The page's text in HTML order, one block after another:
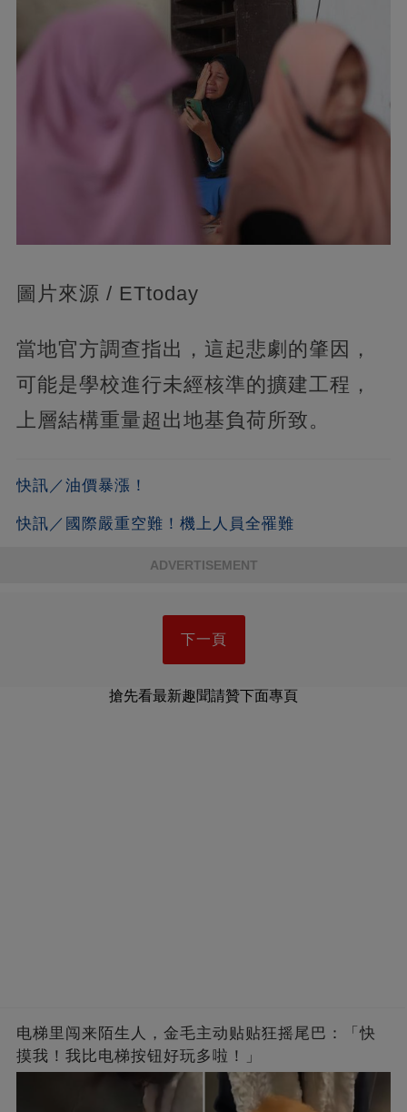
圖片來源 / ETtoday
當地官方調查指出，這起悲劇的肇因，
可能是學校進行未經核準的擴建工程，
上層結構重量超出地基負荷所致。
快訊／油價暴漲！
快訊／國際嚴重空難！機上人員全罹難
ADVERTISEMENT
下一頁
搶先看最新趣聞請贊下面專頁
电梯里闯来陌生人，金毛主动贴贴狂摇尾巴：「快
摸我！我比电梯按钮好玩多啦！」